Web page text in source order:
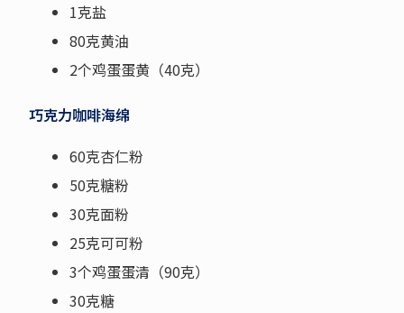
1克盐
80克黄油
2个鸡蛋蛋黄（40克）
巧克力咖啡海绵
60克杏仁粉
50克糖粉
30克面粉
25克可可粉
3个鸡蛋蛋清（90克）
30克糖